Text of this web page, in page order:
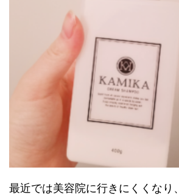
最近では美容院に行きにくくなり、